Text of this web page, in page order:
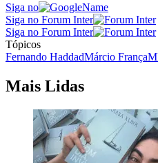
Siga no
Siga no Forum Inter
Siga no Forum Inter
Tópicos
Fernando HaddadMárcio França
Mais Lidas